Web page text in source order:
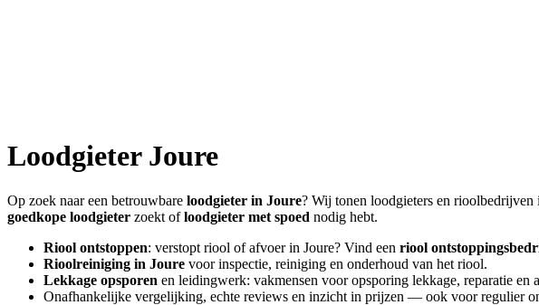
Loodgieter Joure
Op zoek naar een betrouwbare loodgieter in Joure? Wij tonen loodgieters en rioolbedrijven
goedkope loodgieter zoekt ofloodgieter met spoed nodig hebt.
Riool ontstoppen: verstopt riool of afvoer in Joure? Vind een riool
Rioolreiniging in Joure voor inspectie, reiniging en onderhoud van het riool.
Lekkage opsporen en leidingwerk: vakmensen voor opsporing lekkage, reparatie en
Onafhankelijke vergelijking, echte reviews en inzicht in prijzen — ook voor regulier